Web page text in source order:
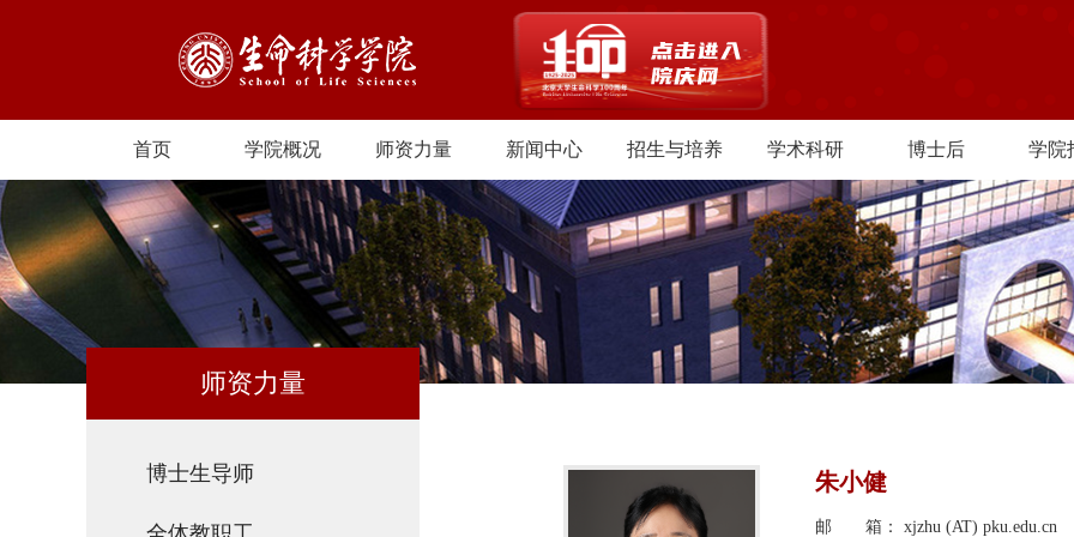
首页 学院概况 师资力量 新闻中心 招生与培养 学术科研 博士后 学院
师资力量
博士生导师 朱小健
邮 箱： xjzhu (AT) pku.edu.cn